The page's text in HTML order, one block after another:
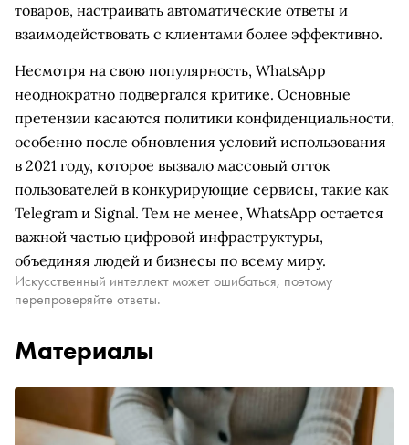
товаров, настраивать автоматические ответы и
взаимодействовать с клиентами более эффективно.
Несмотря на свою популярность, WhatsApp
неоднократно подвергался критике. Основные
претензии касаются политики конфиденциальности,
особенно после обновления условий использования
в 2021 году, которое вызвало массовый отток
пользователей в конкурирующие сервисы, такие как
Telegram и Signal. Тем не менее, WhatsApp остается
важной частью цифровой инфраструктуры,
объединяя людей и бизнесы по всему миру.
Искусственный интеллект может ошибаться, поэтому
перепроверяйте ответы.
Материалы